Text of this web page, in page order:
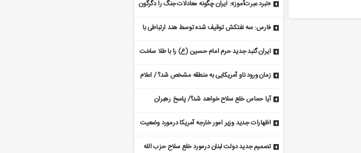
«نبرد عبرت‌آموز»: ایران چگونه معادلات جنگ را دگرگون
فارس: سه نفتکش توقیف شده توسط هند ارتباطی با
ایران گنبد جدید حرم امام حسین (ع) را با طلا ساخت
زمان ورود ناو آمریکایی به منطقه مشخص شد؟ / اعلام
آیا حماس خلع سلاح خواهد شد؟/ پاسخ رهبران
اظهارات جدید وزیر امور خارجه آمریکا درمورد وضعیت
تصمیم جدید دولت لبنان درمورد خلع سلاح حزب الله